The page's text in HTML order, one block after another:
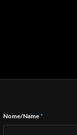
Nome/Name*